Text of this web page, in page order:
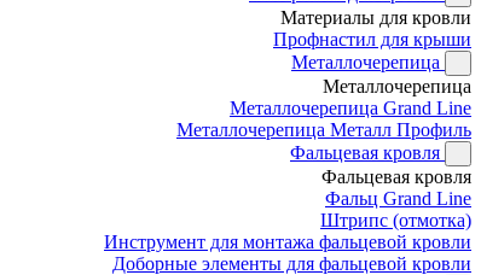
Материалы для кровли
Профнастил для крыши
Металлочерепица
Металлочерепица
Металлочерепица Grand Line
Металлочерепица Металл Профиль
Фальцевая кровля
Фальцевая кровля
Фальц Grand Line
Штрипс (отмотка)
Инструмент для монтажа фальцевой кровли
Доборные элементы для фальцевой кровли